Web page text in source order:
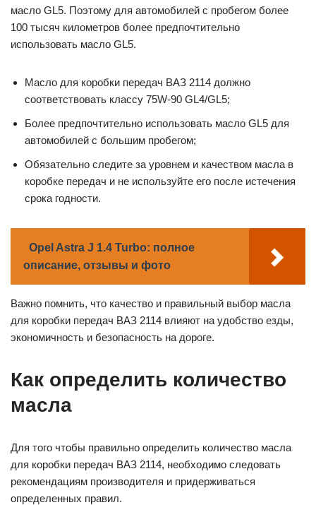
масло GL5. Поэтому для автомобилей с пробегом более
100 тысяч километров более предпочтительно
использовать масло GL5.
Масло для коробки передач ВАЗ 2114 должно
соответствовать классу 75W-90 GL4/GL5;
Более предпочтительно использовать масло GL5 для
автомобилей с большим пробегом;
Обязательно следите за уровнем и качеством масла в
коробке передач и не используйте его после истечения
срока годности.
Opel Astra J 1.4 Turbo: полное
описание, отзывы и фото
Важно помнить, что качество и правильный выбор масла
для коробки передач ВАЗ 2114 влияют на удобство езды,
экономичность и безопасность на дороге.
Как определить количество
масла
Для того чтобы правильно определить количество масла
для коробки передач ВАЗ 2114, необходимо следовать
рекомендациям производителя и придерживаться
определенных правил.